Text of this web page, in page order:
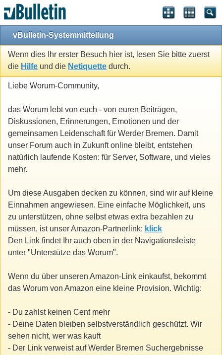
vBulletin-Systemmitteilung
Wenn dies Ihr erster Besuch hier ist, lesen Sie bitte zuerst
die Hilfe und die Netiquette durch.
Liebe Worum-Community,
das Worum lebt von euch - von euren Beiträgen,
Diskussionen, Erinnerungen, Emotionen und der
gemeinsamen Leidenschaft für Werder Bremen. Damit
unser Forum auch in Zukunft online bleibt, entstehen
natürlich laufende Kosten: für Server, Software, und vieles
mehr.
Um diese Ausgaben decken zu können, sind wir auf kleine
Einnahmen angewiesen. Eine einfache Möglichkeit, uns
zu unterstützen, ohne selbst etwas extra bezahlen zu
müssen, ist unser Amazon-Partnerlink: klick
Den Link findet Ihr auch oben in der Navigationsleiste
unter "Unterstütze das Worum".
Wenn du über unseren Amazon-Link einkaufst, bekommt
das Worum von Amazon eine kleine Provision. Wichtig:
- Du zahlst keinen Cent mehr
- Deine Daten bleiben selbstverständlich geschützt. Wir
sehen nicht, wer was kauft
- Der Link verweist auf Werder Bremen Suchergebnisse